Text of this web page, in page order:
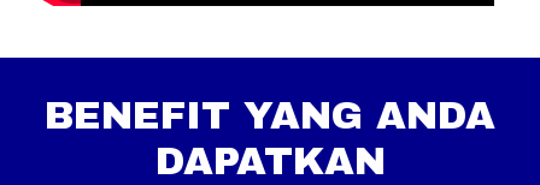
BENEFIT YANG ANDA
DAPATKAN